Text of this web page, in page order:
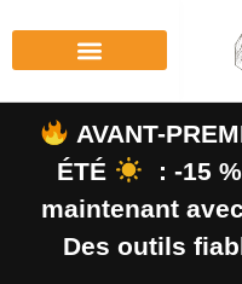
AVANT-
ÉTÉ
: -15
maintenant
Des outils